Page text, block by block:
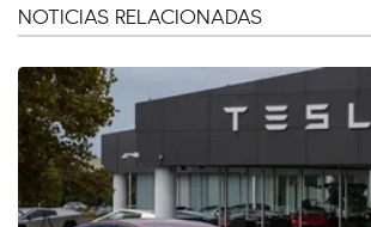
NOTICIAS RELACIONADAS